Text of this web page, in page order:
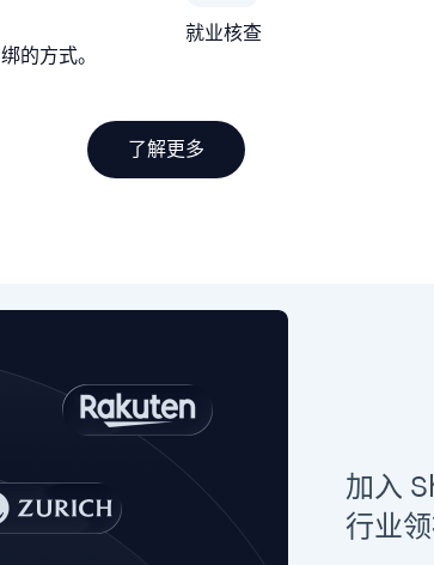
的方式。
就业核查
了解更多
加入
行业